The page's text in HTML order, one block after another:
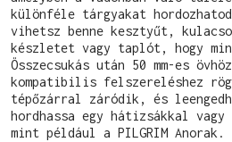
különféle tárgyakat
vihetsz benne kesztyűt,
készletet vagy taplót, hogy
Összecsukás után 50 mm-es övhöz
kompatibilis felszereléshez
tépőzárral záródik, és
hordhassa egy hátizsákkal
mint például a PILGRIM Anorak.